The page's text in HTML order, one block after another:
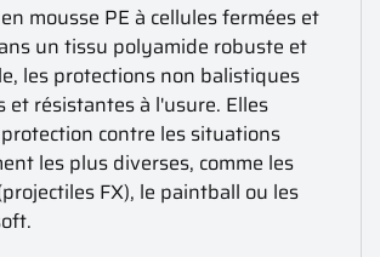
mousse PE à cellules fermées et
un tissu polyamide robuste et
les protections non balistiques
et résistantes à l'usure. Elles
contre les situations
les plus diverses, comme les
FX), le paintball ou les